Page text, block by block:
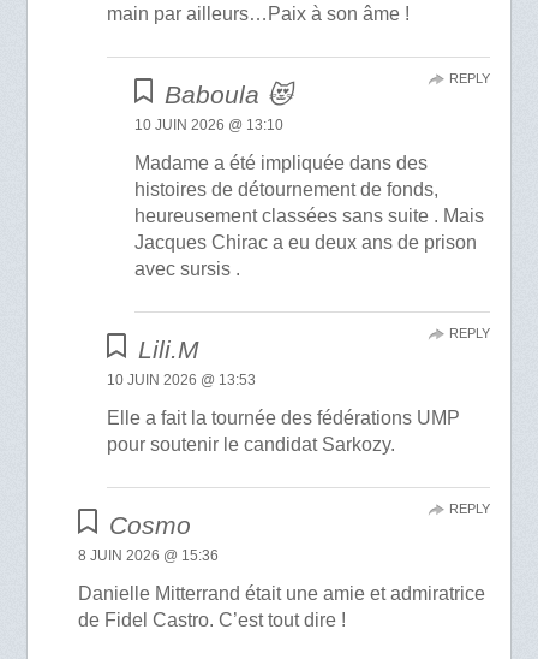
main par ailleurs…Paix à son âme !
Baboula 😻
10 JUIN 2026 @ 13:10
Madame a été impliquée dans des
histoires de détournement de fonds,
heureusement classées sans suite . Mais
Jacques Chirac a eu deux ans de prison
avec sursis .
REPLY
Lili.M
10 JUIN 2026 @ 13:53
Elle a fait la tournée des fédérations UMP
pour soutenir le candidat Sarkozy.
REPLY
Cosmo
8 JUIN 2026 @ 15:36
Danielle Mitterrand était une amie et admiratrice
de Fidel Castro. C’est tout dire !
REPLY